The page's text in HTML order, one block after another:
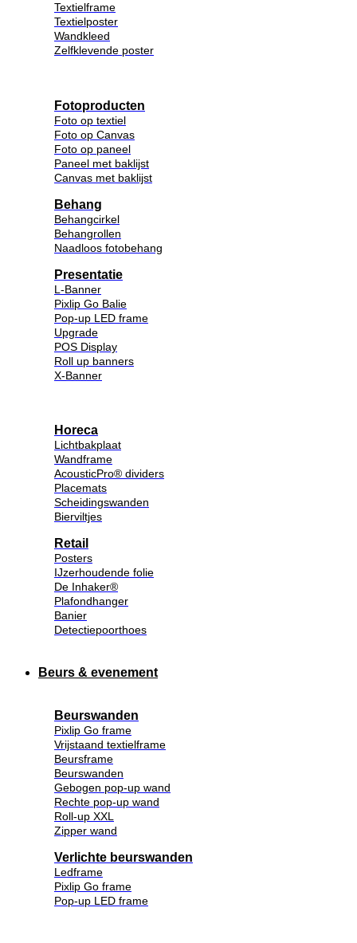
Textielframe
Textielposter
Wandkleed
Zelfklevende poster
Fotoproducten
Foto op textiel
Foto op Canvas
Foto op paneel
Paneel met baklijst
Canvas met baklijst
Behang
Behangcirkel
Behangrollen
Naadloos fotobehang
Presentatie
L-Banner
Pixlip Go Balie
Pop-up LED frame
Upgrade
POS Display
Roll up banners
X-Banner
Horeca
Lichtbakplaat
Wandframe
AcousticPro® dividers
Placemats
Scheidingswanden
Bierviltjes
Retail
Posters
IJzerhoudende folie
De Inhaker®
Plafondhanger
Banier
Detectiepoorthoes
Beurs & evenement
Beurswanden
Pixlip Go frame
Vrijstaand textielframe
Beursframe
Beurswanden
Gebogen pop-up wand
Rechte pop-up wand
Roll-up XXL
Zipper wand
Verlichte beurswanden
Ledframe
Pixlip Go frame
Pop-up LED frame